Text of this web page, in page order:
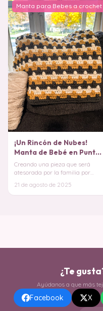
Manta para Bebes a crochet
¡Un Rincón de Nubes!
Manta de Bebé en Punto
Pop en Crochet
Creando una pieza que será
atesorada por la familia por
ti es compar
21 de agosto de 2025
¿Te
Ayúdanos a que más
Facebook X